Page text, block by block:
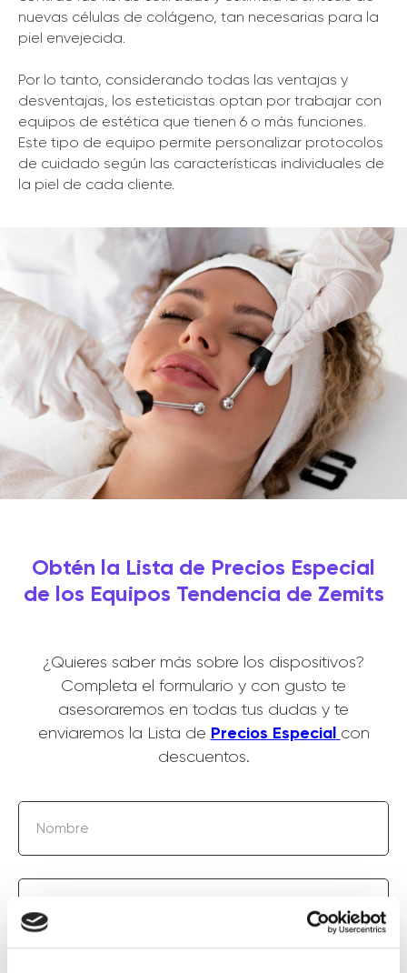
nuevas células de colágeno, tan necesarias para la
piel envejecida.
Por lo tanto, considerando todas las ventajas y
desventajas, los esteticistas optan por trabajar con
equipos de estética que tienen 6 o más funciones.
Este tipo de equipo permite personalizar protocolos
de cuidado según las características individuales de
la piel de cada cliente.
Obtén la Lista de Precios Especial
de los Equipos Tendencia de Zemits
¿Quieres saber más sobre los dispositivos?
Completa el formulario y con gusto te
asesoraremos en todas tus dudas y te
enviaremos la Lista de Precios Especial con
descuentos.
Nombre